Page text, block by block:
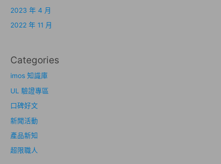
2023 年 4 月
2022 年 11 月
Categories
imos 知識庫
UL 驗證專區
口碑好文
新聞活動
產品新知
超限職人